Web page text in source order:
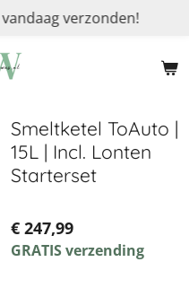
verzonden!
Smeltketel ToAuto |
15L | Incl. Lonten
Starterset
€ 247,99
GRATIS verzending